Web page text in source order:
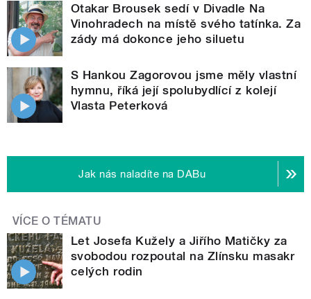
Otakar Brousek sedí v Divadle Na
Vinohradech na místě svého tatínka. Za
zády má dokonce jeho siluetu
S Hankou Zagorovou jsme měly vlastní
hymnu, říká její spolubydlící z kolejí
Vlasta Peterková
Jak nás naladíte na DABu
VÍCE O TÉMATU
Let Josefa Kužely a Jiřího Matičky za
svobodou rozpoutal na Zlínsku masakr
celých rodin